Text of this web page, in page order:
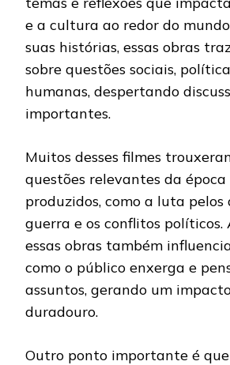
e a cultura ao redor do
suas histórias, essas obras
sobre questões sociais,
humanas, despertando
importantes.
Muitos desses filmes
questões relevantes da
produzidos, como a luta pelos
guerra e os conflitos políticos.
essas obras também
como o público enxerga e
assuntos, gerando um
duradouro.
Outro ponto importante é que